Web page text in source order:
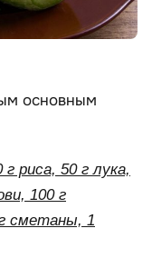
основным
г риса, 50 г лука,
100 г
сметаны, 1